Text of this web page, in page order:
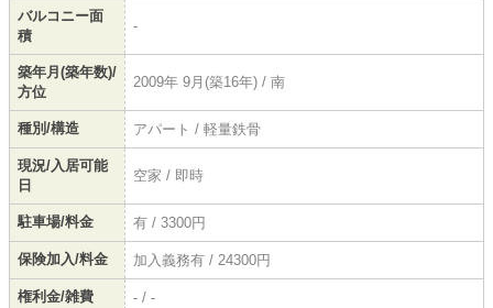
バルコニー面
積
-
築年月(築年数)/
方位
2009年 9月(築16年) / 南
種別/構造 アパート / 軽量鉄骨
現況/入居可能
日
空家 / 即時
駐車場/料金 有 / 3300円
保険加入/料金 加入義務有 / 24300円
権利金/雑費 - / -